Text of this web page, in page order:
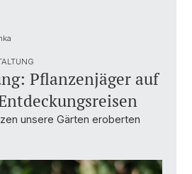
Pflanzenjäger auf
unsere Gärten eroberten